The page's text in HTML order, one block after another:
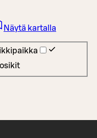
Näytä kartalla